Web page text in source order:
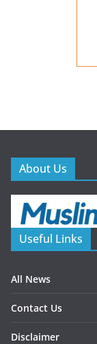
About Us
Useful Links
All News
Contact Us
Disclaimer